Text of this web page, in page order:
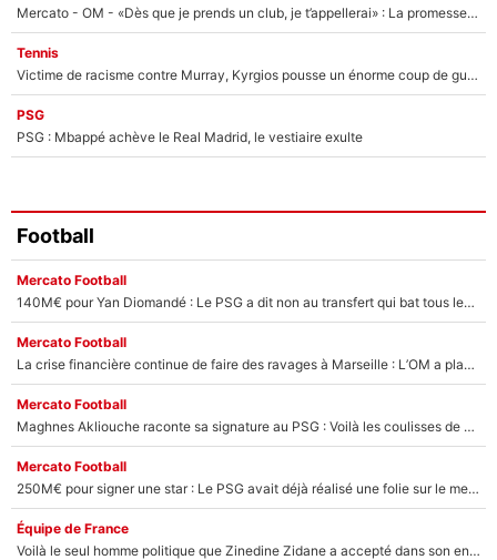
Mercato - OM - «Dès que je prends un club, je t’appellerai» : La promesse de Marcelino au moment de claquer la porte
Tennis
Victime de racisme contre Murray, Kyrgios pousse un énorme coup de gueule !
PSG
PSG : Mbappé achève le Real Madrid, le vestiaire exulte
Football
Mercato Football
140M€ pour Yan Diomandé : Le PSG a dit non au transfert qui bat tous les records sur le mercato
Mercato Football
La crise financière continue de faire des ravages à Marseille : L’OM a placé 12 joueurs sur le marché des transferts… et ça pourrait lui rapporter près de 100M€ !
Mercato Football
Maghnes Akliouche raconte sa signature au PSG : Voilà les coulisses de son transfert de rêve à 50M€
Mercato Football
250M€ pour signer une star : Le PSG avait déjà réalisé une folie sur le mercato bien avant Neymar !
Équipe de France
Voilà le seul homme politique que Zinedine Zidane a accepté dans son entourage : «Je garde un très bon souvenir de lui»